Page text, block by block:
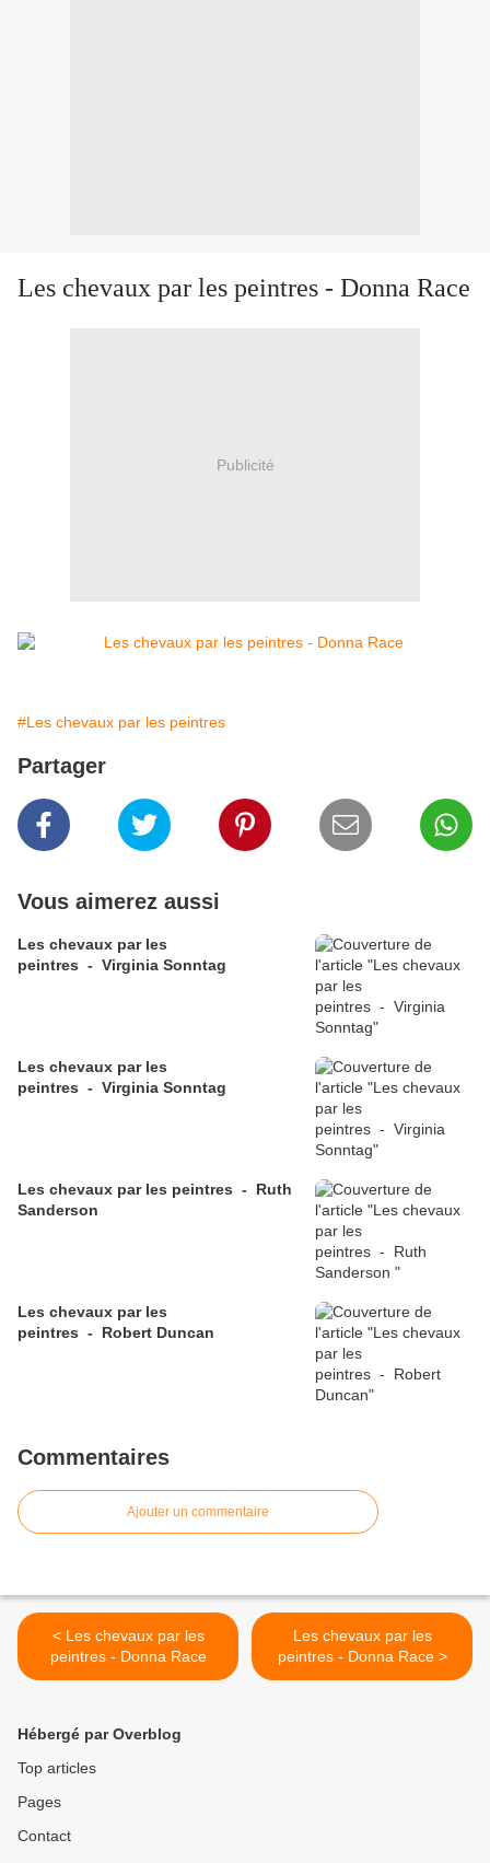
Les chevaux par les peintres - Donna Race
Publicité
#Les chevaux par les peintres
Partager
Vous aimerez aussi
Les chevaux par les
peintres - Virginia Sonntag
Les chevaux par les
peintres - Virginia Sonntag
Les chevaux par les peintres - Ruth
Sanderson
Les chevaux par les
peintres - Robert Duncan
Commentaires
Ajouter un commentaire
< Les chevaux par les
peintres - Donna Race
Les chevaux par les
peintres - Donna Race >
Hébergé par Overblog
Top articles
Pages
Contact